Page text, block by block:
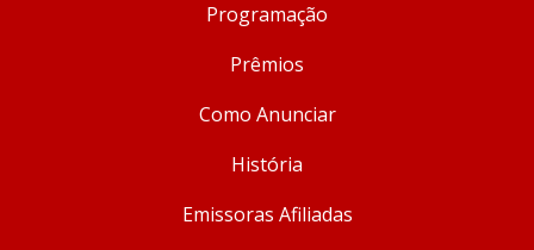
Programação
Prêmios
Como Anunciar
História
Emissoras Afiliadas